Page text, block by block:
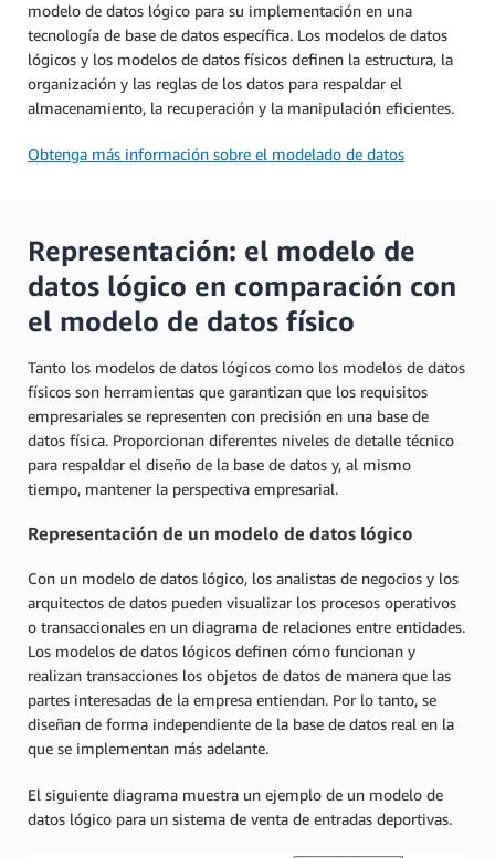
modelo de datos lógico para su implementación en una
tecnología de base de datos específica. Los modelos de datos
lógicos y los modelos de datos físicos definen la estructura, la
organización y las reglas de los datos para respaldar el
almacenamiento, la recuperación y la manipulación eficientes.
Obtenga más información sobre el modelado de datos
Representación: el modelo de
datos lógico en comparación con
el modelo de datos físico
Tanto los modelos de datos lógicos como los modelos de datos
físicos son herramientas que garantizan que los requisitos
empresariales se representen con precisión en una base de
datos física. Proporcionan diferentes niveles de detalle técnico
para respaldar el diseño de la base de datos y, al mismo
tiempo, mantener la perspectiva empresarial.
Representación de un modelo de datos lógico
Con un modelo de datos lógico, los analistas de negocios y los
arquitectos de datos pueden visualizar los procesos operativos
o transaccionales en un diagrama de relaciones entre entidades.
Los modelos de datos lógicos definen cómo funcionan y
realizan transacciones los objetos de datos de manera que las
partes interesadas de la empresa entiendan. Por lo tanto, se
diseñan de forma independiente de la base de datos real en la
que se implementan más adelante.
El siguiente diagrama muestra un ejemplo de un modelo de
datos lógico para un sistema de venta de entradas deportivas.